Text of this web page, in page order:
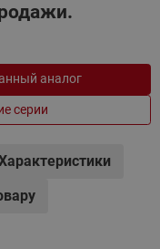
аналог
серии